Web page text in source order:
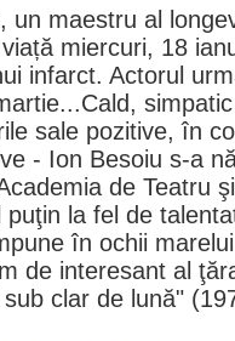
, un maestru al
miercuri, 18
infarct. Actorul
sale pozitive, în
- Ion Besoiu s-a
de Teatru
la fel de
în ochii
de interesant al
clar de lună"